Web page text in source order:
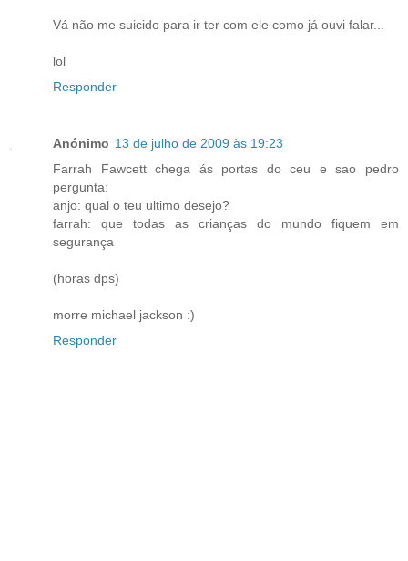
Vá não me suicido para ir ter com ele como já ouvi falar...
lol
Responder
Anónimo 13 de julho de 2009 às 19:23
Farrah Fawcett chega ás portas do ceu e sao pedro
pergunta:
anjo: qual o teu ultimo desejo?
farrah: que todas as crianças do mundo fiquem em
segurança
(horas dps)
morre michael jackson :)
Responder